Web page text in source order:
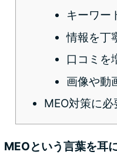
キーワー
情報を丁
口コミを
画像や動
MEO対策に
MEOという言葉を耳